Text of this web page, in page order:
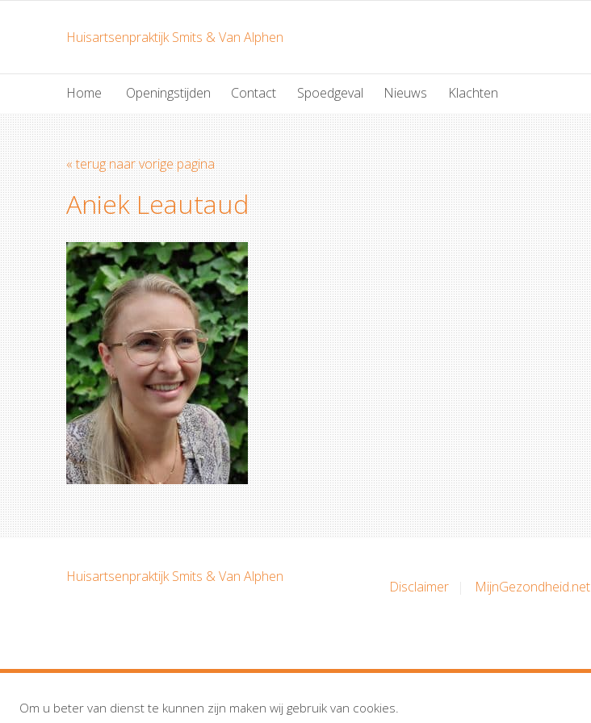
Huisartsenpraktijk Smits & Van Alphen
Home Openingstijden Contact Spoedgeval Nieuws Klachten
« terug naar vorige pagina
Aniek Leautaud
Huisartsenpraktijk Smits & Van Alphen
Disclaimer MijnGezondheid.net
Om u beter van dienst te kunnen zijn maken wij gebruik van cookies.